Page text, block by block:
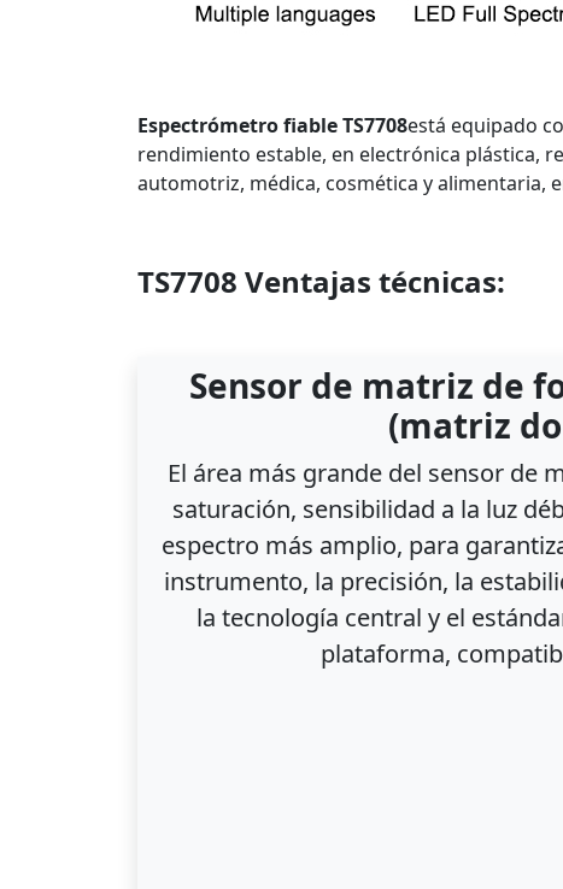
Espectrómetro fiable TS7708está equipado
rendimiento estable, en electrónica plástica,
automotriz, médica, cosmética y alimentaria,
TS7708 Ventajas técnicas:
Sensor de matriz de
(matriz
El área más grande del sensor de
saturación, sensibilidad a la luz
espectro más amplio, para
instrumento, la precisión, la
la tecnología central y el
plataforma,